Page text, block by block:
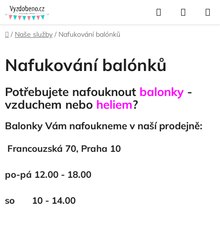
Přejít
na
obsah
Hledat
KOŠÍK
Domů
/ Naše služby / Nafukování balónků
Nafukování balónků
Potřebujete nafouknout balonky -
vzduchem nebo heliem?
Balonky Vám nafoukneme v naší prodejně:
Francouzská 70, Praha 10
po-pá 12.00 - 18.00
so 10 - 14.00